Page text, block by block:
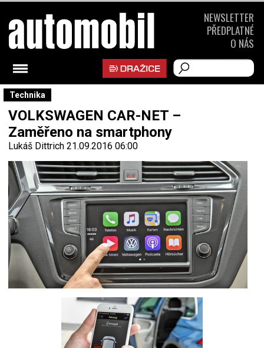
Technika
VOLKSWAGEN CAR-NET –
Zaměřeno na smartphony
Lukáš Dittrich 21.09.2016 06:00
NEWSLETTER
PŘEDPLATNÉ
O NÁS